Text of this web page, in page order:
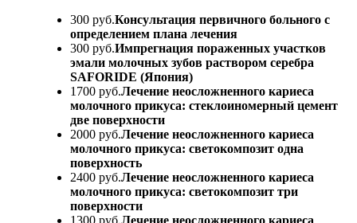
300 руб.Консультация первичного больного с
определением плана лечения
300 руб.Импрегнация пораженных участков
эмали молочных зубов раствором серебра
SAFORIDE (Япония)
1700 руб.Лечение неосложненного кариеса
молочного прикуса: стеклоиномерный цемент
две поверхности
2000 руб.Лечение неосложненного кариеса
молочного прикуса: светокомпозит одна
поверхность
2400 руб.Лечение неосложненного кариеса
молочного прикуса: светокомпозит три
поверхности
1300 руб.Лечение неосложненного кариеса